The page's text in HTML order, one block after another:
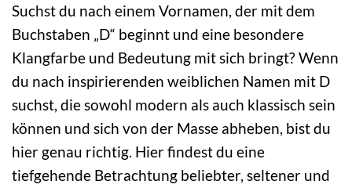
Suchst du nach einem Vornamen, der mit dem
Buchstaben „D“ beginnt und eine besondere
Klangfarbe und Bedeutung mit sich bringt? Wenn
du nach inspirierenden weiblichen Namen mit D
suchst, die sowohl modern als auch klassisch sein
können und sich von der Masse abheben, bist du
hier genau richtig. Hier findest du eine
tiefgehende Betrachtung beliebter, seltener und